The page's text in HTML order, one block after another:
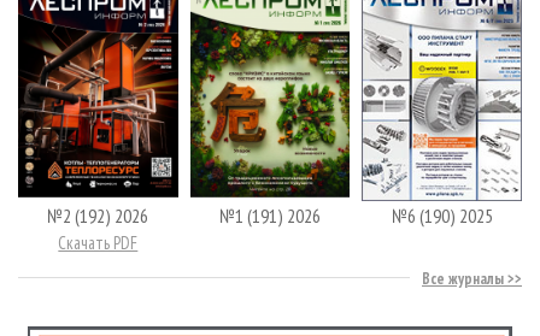
№2 (192) 2026
Скачать PDF
№1 (191) 2026 №6 (190) 2025
Все журналы